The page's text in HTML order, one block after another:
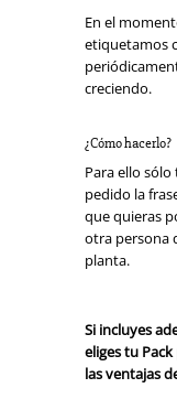
En el
etiquetamos
creciendo.
¿Cómo hacerlo?
Para ello
pedido la
que quieras
otra persona
planta.
Si incluyes
eliges tu
las ventajas